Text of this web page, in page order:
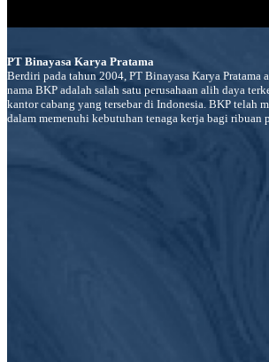
PT Binayasa Karya Pratama
Berdiri pada tahun 2004, PT Binayasa Karya Pratama
nama BKP adalah salah satu perusahaan alih daya
kantor cabang yang tersebar di Indonesia. BKP telah
dalam memenuhi kebutuhan tenaga kerja bagi ribuan